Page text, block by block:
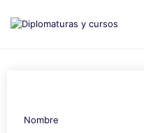
contenido
Nombre